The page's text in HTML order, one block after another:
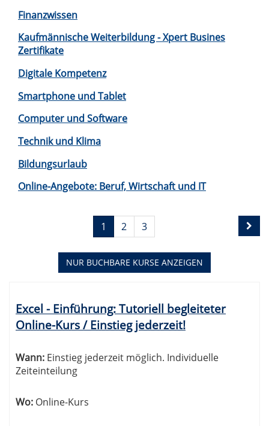
Finanzwissen
Kaufmännische Weiterbildung - Xpert Busines
Zertifikate
Digitale Kompetenz
Smartphone und Tablet
Computer und Software
Technik und Klima
Bildungsurlaub
Online-Angebote: Beruf, Wirtschaft und IT
Seiten
blättern
1 2 3
NUR BUCHBARE KURSE ANZEIGEN
Tabellenüberschriften
können
sortiert
Excel - Einführung: Tutoriell begleiteter
Online-Kurs / Einstieg jederzeit!
Wann: Einstieg jederzeit möglich. Individuelle
Zeiteinteilung
Wo: Online-Kurs